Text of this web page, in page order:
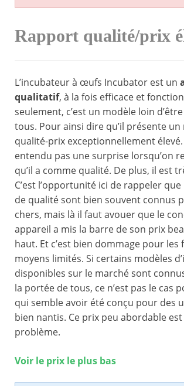
Rapport qualité/prix
L’incubateur à œufs Incubator est un
qualitatif, à la fois efficace et
seulement, c’est un modèle loin
tous. Pour ainsi dire qu’il présente
qualité-prix exceptionnellement élevé.
entendu pas une surprise lorsqu’on
qu’il a comme qualité. De plus, il est
C’est l’opportunité ici de rappeler
de qualité sont bien souvent connus
chers, mais là il faut avouer que le
appareil a mis la barre de son prix
haut. Et c’est bien dommage pour les
moyens limités. Si certains modèles
disponibles sur le marché sont
la portée de tous, ce n’est pas le cas
qui semble avoir été conçu pour des
bien nantis. Ce prix peu abordable
problème.
Voir le prix le plus bas